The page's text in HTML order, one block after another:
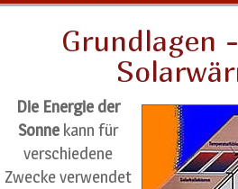
Grundlagen
Die Energie der
Sonne kann für
verschiedene
Zwecke verwendet